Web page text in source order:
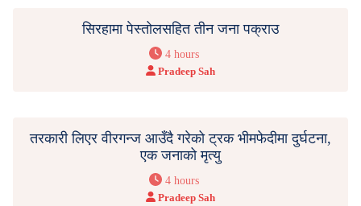
सिरहामा पेस्तोलसहित तीन जना पक्राउ
4 hours
Pradeep Sah
तरकारी लिएर वीरगन्ज आउँदै गरेको ट्रक भीमफेदीमा दुर्घटना,
एक जनाको मृत्यु
4 hours
Pradeep Sah